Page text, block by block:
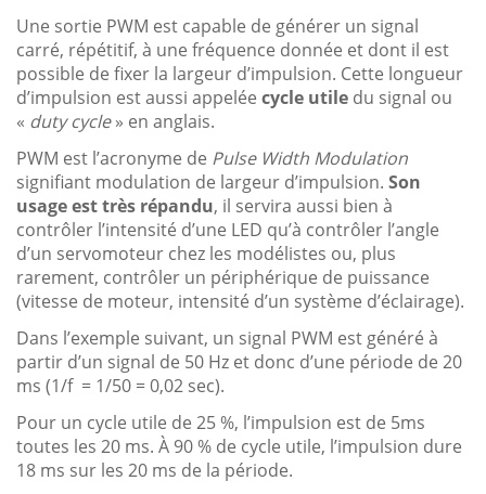
Une sortie PWM est capable de générer un signal
carré, répétitif, à une fréquence donnée et dont il est
possible de fixer la largeur d’impulsion. Cette longueur
d’impulsion est aussi appelée cycle utile du signal ou
« duty cycle» en anglais.
PWM est l’acronyme de Pulse Width Modulation
signifiant modulation de largeur d’impulsion. Son
usage est très répandu, il servira aussi bien à
contrôler l’intensité d’une LED qu’à contrôler l’angle
d’un servomoteur chez les modélistes ou, plus
rarement, contrôler un périphérique de puissance
(vitesse de moteur, intensité d’un système d’éclairage).
Dans l’exemple suivant, un signal PWM est généré à
partir d’un signal de 50 Hz et donc d’une période de 20
ms (1/f = 1/50 = 0,02 sec).
Pour un cycle utile de 25 %, l’impulsion est de 5ms
toutes les 20 ms. À 90 % de cycle utile, l’impulsion dure
18 ms sur les 20 ms de la période.